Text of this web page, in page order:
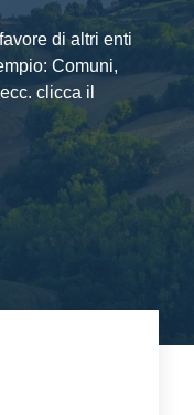
di altri enti
Comuni,
clicca il